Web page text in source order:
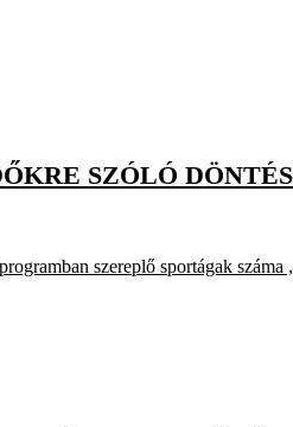
SZÓLÓ
szereplő sportágak